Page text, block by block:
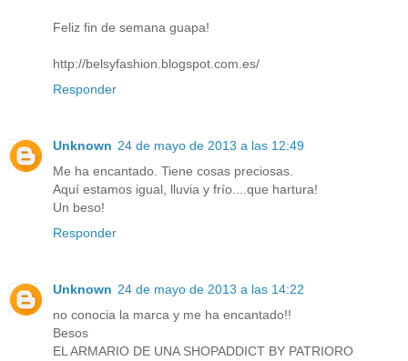
Feliz fin de semana guapa!
http://belsyfashion.blogspot.com.es/
Responder
Unknown 24 de mayo de 2013 a las 12:49
Me ha encantado. Tiene cosas preciosas.
Aquí estamos igual, lluvia y frío....que hartura!
Un beso!
Responder
Unknown 24 de mayo de 2013 a las 14:22
no conocia la marca y me ha encantado!!
Besos
EL ARMARIO DE UNA SHOPADDICT BY PATRIORO